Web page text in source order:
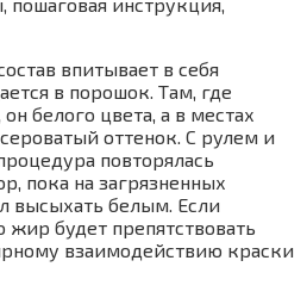
впитывает в себя
в порошок. Там, где
белого цвета, а в местах
оттенок. С рулем и
повторялась
пока на загрязненных
высыхать белым. Если
жир будет препятствовать
взаимодействию краски